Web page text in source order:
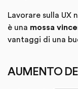
Lavorare sulla UX
è una mossa
vantaggi di una
AUMENTO